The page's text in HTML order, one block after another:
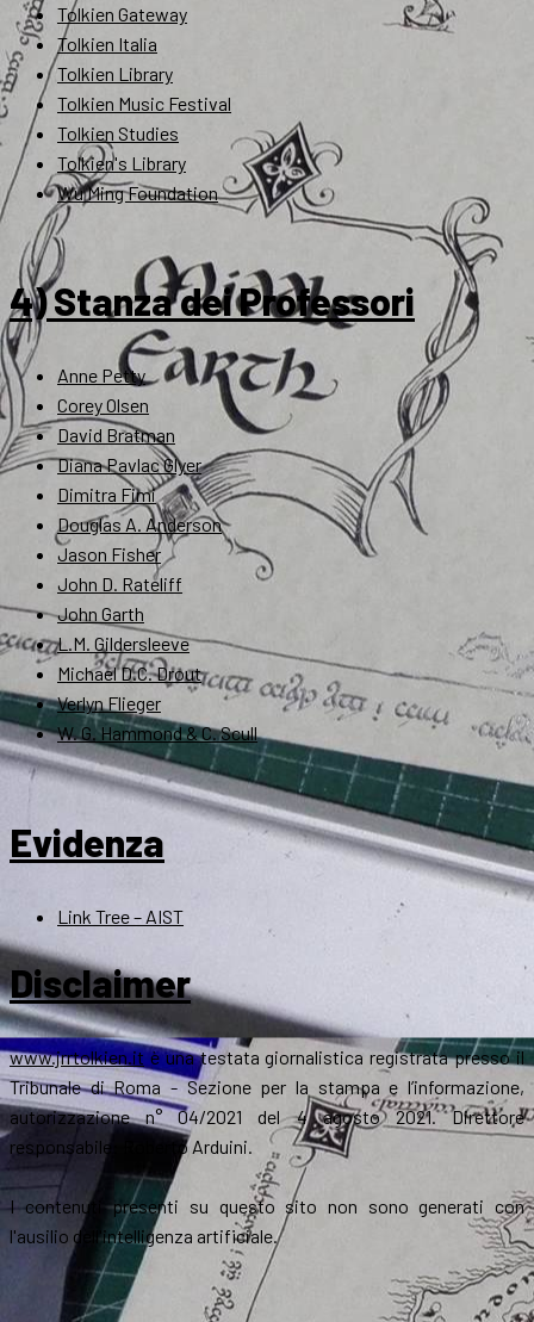
Tolkien Gateway
Tolkien Italia
Tolkien Library
Tolkien Music Festival
Tolkien Studies
Tolkien's Library
Wu Ming Foundation
4) Stanza dei Professori
Anne Petty
Corey Olsen
David Bratman
Diana Pavlac Glyer
Dimitra Fimi
Douglas A. Anderson
Jason Fisher
John D. Rateliff
John Garth
L.M. Gildersleeve
Michael D.C. Drout
Verlyn Flieger
W. G. Hammond & C. Scull
Evidenza
Link Tree – AIST
Disclaimer
www.jrrtolkien.itè una testata giornalistica registrata presso il
Tribunale di Roma - Sezione per la stampa e l’informazione,
autorizzazione n° 04/2021 del 4 agosto 2021. Direttore
responsabile: Roberto Arduini.
I contenuti presenti su questo sito non sono generati con
l'ausilio dell'intelligenza artificiale.